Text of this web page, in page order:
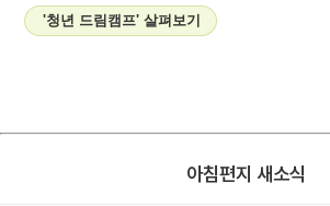
'청년 드림캠프' 살펴보기
아침편지 새소식